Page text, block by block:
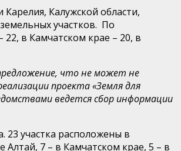
Калужской области,
участков. По
22, в Камчатском крае – 20, в
что не может не
проекта «Земля для
ведется сбор информации
23 участка расположены в
Алтай, 7 – в Камчатском крае, 5 – в